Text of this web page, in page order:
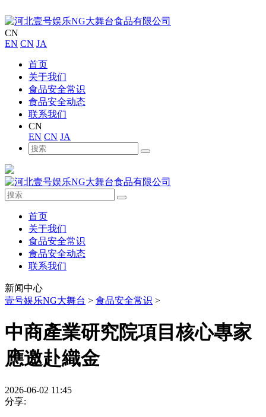
CN
EN CN JA
首页
关于我们
食品安全常识
食品安全动态
联系我们
CN
EN CN JA
首页
关于我们
食品安全常识
食品安全动态
联系我们
新闻中心
壹号娱乐NG大舞台 > 食品安全常识 >
中商產業研究院項目核心專家
應邀赴織金
2026-06-02 11:45
分享: